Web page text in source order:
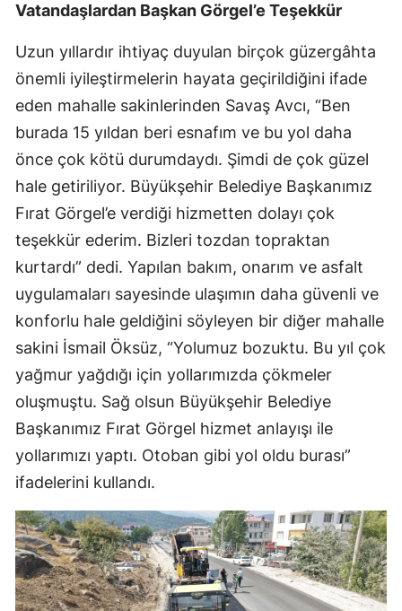
Vatandaşlardan Başkan Görgel’e Teşekkür
Uzun yıllardır ihtiyaç duyulan birçok güzergâhta
önemli iyileştirmelerin hayata geçirildiğini ifade
eden mahalle sakinlerinden Savaş Avcı, “Ben
burada 15 yıldan beri esnafım ve bu yol daha
önce çok kötü durumdaydı. Şimdi de çok güzel
hale getiriliyor. Büyükşehir Belediye Başkanımız
Fırat Görgel’e verdiği hizmetten dolayı çok
teşekkür ederim. Bizleri tozdan topraktan
kurtardı” dedi. Yapılan bakım, onarım ve asfalt
uygulamaları sayesinde ulaşımın daha güvenli ve
konforlu hale geldiğini söyleyen bir diğer mahalle
sakini İsmail Öksüz, “Yolumuz bozuktu. Bu yıl çok
yağmur yağdığı için yollarımızda çökmeler
oluşmuştu. Sağ olsun Büyükşehir Belediye
Başkanımız Fırat Görgel hizmet anlayışı ile
yollarımızı yaptı. Otoban gibi yol oldu burası”
ifadelerini kullandı.